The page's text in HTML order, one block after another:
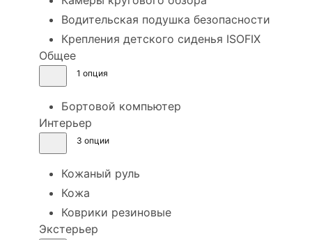
Водительская подушка безопасности
Крепления детского сиденья ISOFIX
Общее
1 опция
Бортовой компьютер
Интерьер
3 опции
Кожаный руль
Кожа
Коврики резиновые
Экстерьер